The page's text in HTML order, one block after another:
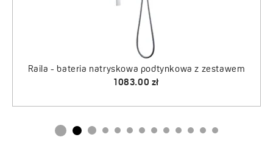
Raila - bateria natryskowa podtynkowa z zestawem
1083.00 zł
Arno - wąż natryskowy, rozciągliwy 1500-1800 mm
75.00 zł